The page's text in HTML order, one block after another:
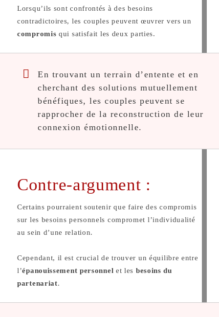
Lorsqu’ils sont confrontés à des besoins
contradictoires, les couples peuvent œuvrer vers un
compromis qui satisfait les deux parties.
En trouvant un terrain d’entente et en
cherchant des solutions mutuellement
bénéfiques, les couples peuvent se
rapprocher de la reconstruction de leur
connexion émotionnelle.
Contre-argument :
Certains pourraient soutenir que faire des compromis
sur les besoins personnels compromet l’individualité
au sein d’une relation.
Cependant, il est crucial de trouver un équilibre entre
l’épanouissement personnel et les besoins du
partenariat.